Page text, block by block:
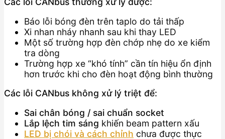
Báo lỗi bóng đèn trên taplo do tải thấp
Xi nhan nháy nhanh sau khi thay LED
Một số trường hợp đèn chớp nhẹ do xe kiểm
tra dòng
Trường hợp xe “khó tính” cần tín hiệu ổn định
hơn trước khi cho đèn hoạt động bình thường
Các lỗi CANbus không xử lý triệt để:
Sai chân bóng / sai chuẩn socket
Lắp lệch tim sáng khiến beam pattern xấu
LED bị chói và cách chỉnh chưa được thực